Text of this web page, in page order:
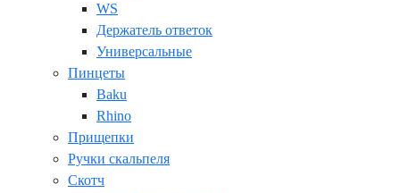
WS
Держатель ответок
Универсальные
Пинцеты
Baku
Rhino
Прищепки
Ручки скальпеля
Скотч